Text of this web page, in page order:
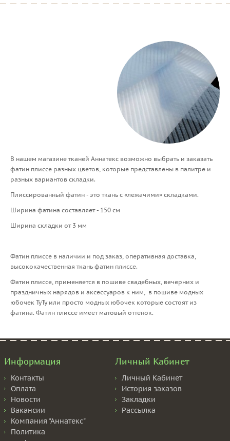
В нашем магазине тканей Аннатекс возможно выбрать и заказать
фатин плиссе разных цветов, которые представлены в палитре и
разных вариантов складки.
Плиссированный фатин - это ткань с «лежачими» складками.
Ширина фатина составляет - 150 см
Ширина складки от 3 мм
Фатин плиссе в наличии и под заказ, оперативная доставка,
высококачественная ткань фатин плиссе.
Фатин плиссе, применяется в пошиве свадебных, вечерних и
праздничных нарядов и аксессуаров к ним, в пошиве модных
юбочек ТуТу или просто модных юбочек которые состоят из
фатина. Фатин плиссе имеет матовый оттенок.
Информация
Контакты
Оплата
Новости
Вакансии
Компания "Аннатекс"
Политика
Личный Кабинет
Личный Кабинет
История заказов
Закладки
Рассылка